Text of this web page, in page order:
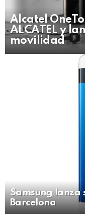
Alcatel
ALCATEL y
movilidad
Samsung lanza
Barcelona